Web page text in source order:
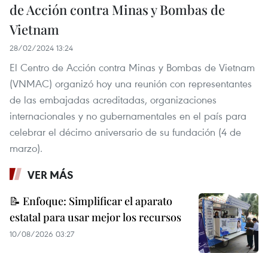
de Acción contra Minas y Bombas de
Vietnam
28/02/2024 13:24
El Centro de Acción contra Minas y Bombas de Vietnam
(VNMAC) organizó hoy una reunión con representantes
de las embajadas acreditadas, organizaciones
internacionales y no gubernamentales en el país para
celebrar el décimo aniversario de su fundación (4 de
marzo).
VER MÁS
📝 Enfoque: Simplificar el aparato
estatal para usar mejor los recursos
10/08/2026 03:27